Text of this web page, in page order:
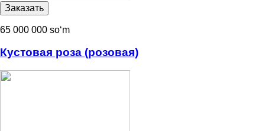
65 000 000 soʻm
Кустовая роза (розовая)